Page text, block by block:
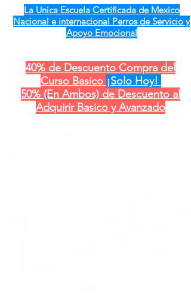
La Unica Escuela Certificada de Mexico
Nacional e internacional Perros de Servicio y
Apoyo Emocional
40% de Descuento Compra del
Curso Basico ¡Solo Hoy!
50% (En Ambos) de Descuento al
Adquirir Basico y Avanzado